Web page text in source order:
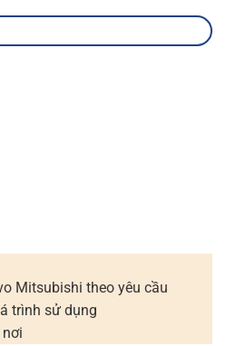
Mitsubishi theo yêu cầu
trình sử dụng